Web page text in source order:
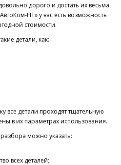
дорого и достать их весьма
НТ» у вас есть возможность
стоимости.
детали, как:
все детали проходят тщательную
в их параметрах использования.
можно указать:
всех деталей;